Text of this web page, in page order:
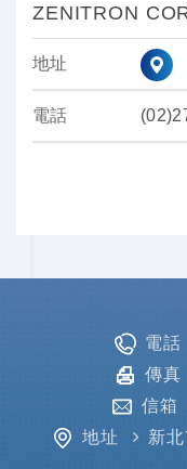
ZENITRON
電話
地址
電話
傳真
信箱
地址
新